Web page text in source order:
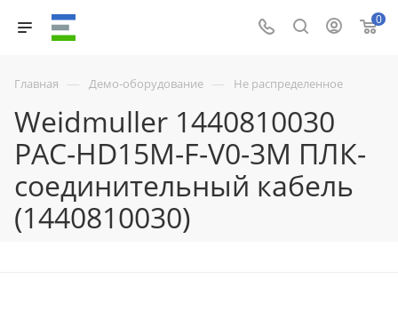
0
Главная — Демо-оборудование — Не распределенное
Weidmuller 1440810030
PAC-HD15M-F-V0-3M ПЛК-
соединительный кабель
(1440810030)